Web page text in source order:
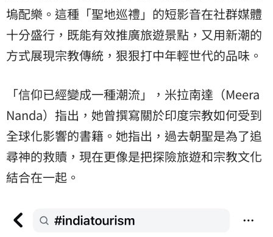
塢配樂。這種「聖地巡禮」的短影音在社群媒體
十分盛行，既能有效推廣旅遊景點，又用新潮的
方式展現宗教傳統，狠狠打中年輕世代的品味。
「信仰已經變成一種潮流」，米拉南達（Meera
Nanda）指出，她曾撰寫關於印度宗教如何受到
全球化影響的書籍。她指出，過去朝聖是為了追
尋神的救贖，現在更像是把探險旅遊和宗教文化
結合在一起。